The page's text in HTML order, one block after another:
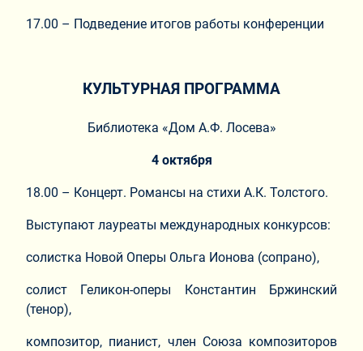
17.00 – Подведение итогов работы конференции
КУЛЬТУРНАЯ ПРОГРАММА
Библиотека «Дом А.Ф. Лосева»
4 октября
18.00 – Концерт. Романсы на стихи А.К. Толстого.
Выступают лауреаты международных конкурсов:
солистка Новой Оперы Ольга Ионова (сопрано),
солист Геликон-оперы Константин Бржинский
(тенор),
композитор, пианист, член Союза композиторов